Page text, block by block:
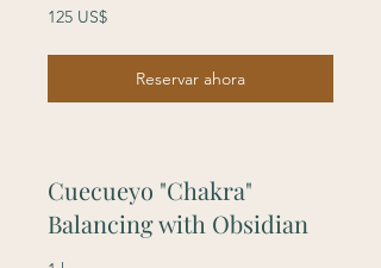
125
dólares
125 US$
Reservar ahora
Cuecueyo "Chakra"
Balancing with Obsidian